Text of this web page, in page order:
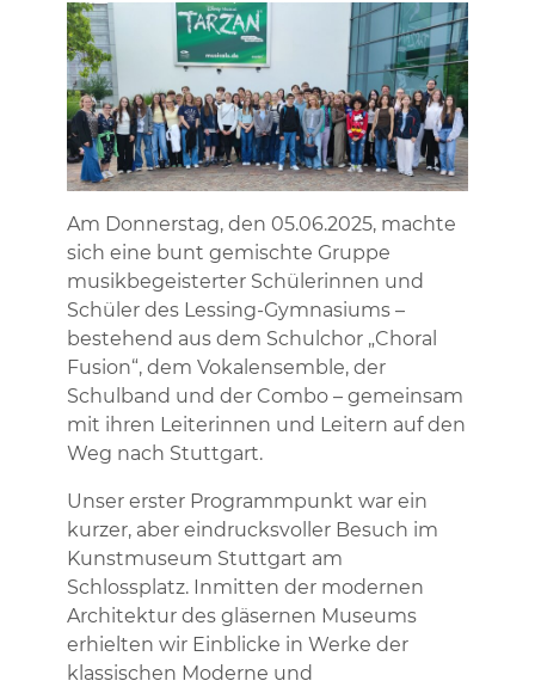
Am Donnerstag, den 05.06.2025, machte
sich eine bunt gemischte Gruppe
musikbegeisterter Schülerinnen und
Schüler des Lessing-Gymnasiums –
bestehend aus dem Schulchor „Choral
Fusion“, dem Vokalensemble, der
Schulband und der Combo – gemeinsam
mit ihren Leiterinnen und Leitern auf den
Weg nach Stuttgart.
Unser erster Programmpunkt war ein
kurzer, aber eindrucksvoller Besuch im
Kunstmuseum Stuttgart am
Schlossplatz. Inmitten der modernen
Architektur des gläsernen Museums
erhielten wir Einblicke in Werke der
klassischen Moderne und